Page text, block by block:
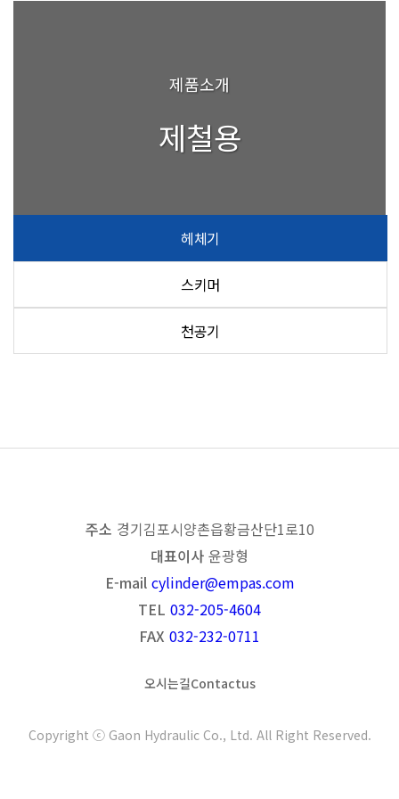
제품소개
제철용
헤체기
스키머
천공기
주소 경기 김포시 양촌읍 황금산단1로 10
대표이사 윤광형
E-mail cylinder@empas.com
TEL 032-205-4604
FAX 032-232-0711
오시는 길Contact us
Copyright ⓒ Gaon Hydraulic Co., Ltd. All Right Reserved.